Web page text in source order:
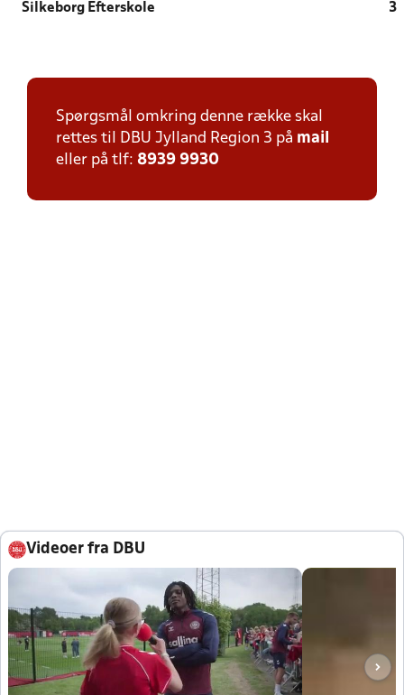
Silkeborg Efterskole
3
Spørgsmål omkring denne række skal
rettes til DBU Jylland Region 3 på mail
eller på tlf: 8939 9930
Videoer fra DBU